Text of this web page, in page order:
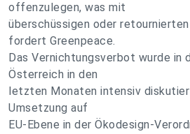
offenzulegen, was mit
überschüssigen oder
fordert Greenpeace.
Das Vernichtungsverbot wurde in
Österreich in den
letzten Monaten intensiv
Umsetzung auf
EU-Ebene in der Ökodesign-